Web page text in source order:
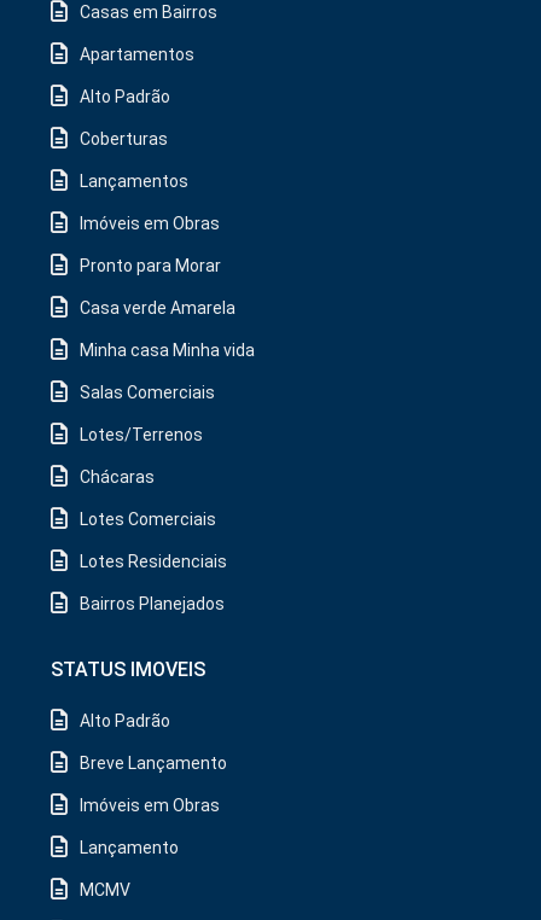
Casas em Bairros
Apartamentos
Alto Padrão
Coberturas
Lançamentos
Imóveis em Obras
Pronto para Morar
Casa verde Amarela
Minha casa Minha vida
Salas Comerciais
Lotes/Terrenos
Chácaras
Lotes Comerciais
Lotes Residenciais
Bairros Planejados
STATUS IMOVEIS
Alto Padrão
Breve Lançamento
Imóveis em Obras
Lançamento
MCMV